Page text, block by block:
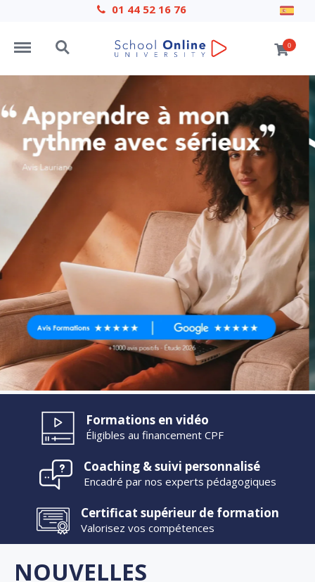
01 44 52 16 76
Menu Search 0
Formations en vidéo
Éligibles au financement CPF
Coaching & suivi personnalisé
Encadré par nos experts pédagogiques
Certificat supérieur de formation
Valorisez vos compétences
NOUVELLES